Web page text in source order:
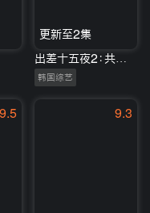
更新至2集
韩国综艺
9.5 9.3